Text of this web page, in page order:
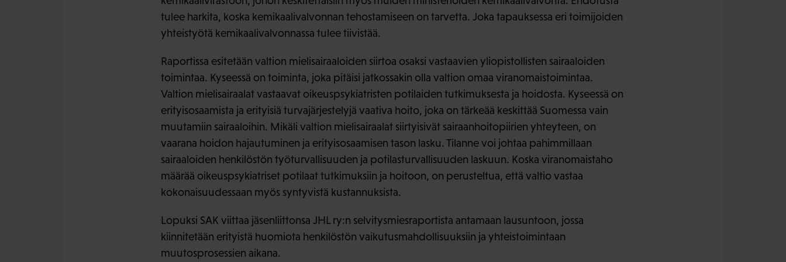
tulee harkita, koska kemikaalivalvonnan tehostamiseen on tarvetta. Joka tapauksessa eri toimijoiden
yhteistyötä kemikaalivalvonnassa tulee tiivistää.
Raportissa esitetään valtion mielisairaaloiden siirtoa osaksi vastaavien yliopistollisten sairaaloiden
toimintaa. Kyseessä on toiminta, joka pitäisi jatkossakin olla valtion omaa viranomaistoimintaa.
Valtion mielisairaalat vastaavat oikeuspsykiatristen potilaiden tutkimuksesta ja hoidosta. Kyseessä on
erityisosaamista ja erityisiä turvajärjestelyjä vaativa hoito, joka on tärkeää keskittää Suomessa vain
muutamiin sairaaloihin. Mikäli valtion mielisairaalat siirtyisivät sairaanhoitopiirien yhteyteen, on
vaarana hoidon hajautuminen ja erityisosaamisen tason lasku. Tilanne voi johtaa pahimmillaan
sairaaloiden henkilöstön työturvallisuuden ja potilasturvallisuuden laskuun. Koska viranomaistaho
määrää oikeuspsykiatriset potilaat tutkimuksiin ja hoitoon, on perusteltua, että valtio vastaa
kokonaisuudessaan myös syntyvistä kustannuksista.
Lopuksi SAK viittaa jäsenliittonsa JHL ry:n selvitysmiesraportista antamaan lausuntoon, jossa
kiinnitetään erityistä huomiota henkilöstön vaikutusmahdollisuuksiin ja yhteistoimintaan
muutosprosessien aikana.